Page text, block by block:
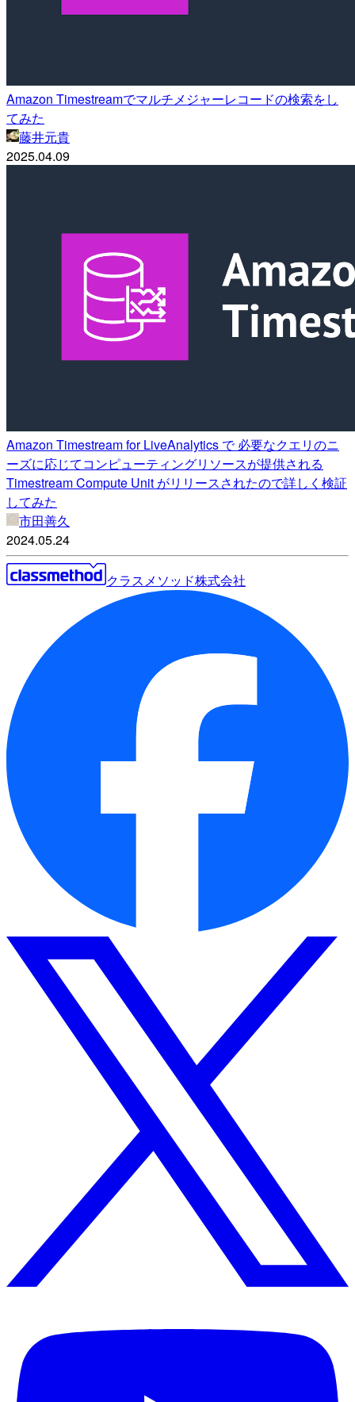
Amazon Timestreamでマルチメジャーレコードの検索をし
てみた
藤井元貴
2025.04.09
Amazon Timestream for LiveAnalytics で 必要なクエリのニ
ーズに応じてコンピューティングリソースが提供される
Timestream Compute Unit がリリースされたので詳しく検証
してみた
市田善久
2024.05.24
クラスメソッド株式会社